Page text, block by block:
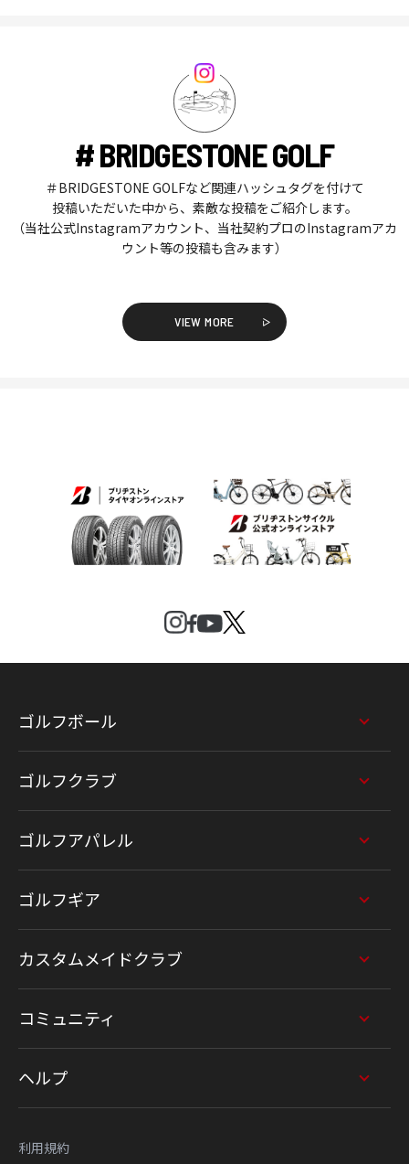
# BRIDGESTONE GOLF
＃BRIDGESTONE GOLFなど関連ハッシュタグを付けて
投稿いただいた中から、素敵な投稿をご紹介します。
（当社公式Instagramアカウント、当社契約プロのInstagramアカ
ウント等の投稿も含みます）
VIEW MORE
ゴルフボール
ゴルフクラブ
ゴルフアパレル
ゴルフギア
カスタムメイドクラブ
コミュニティ
ヘルプ
利用規約